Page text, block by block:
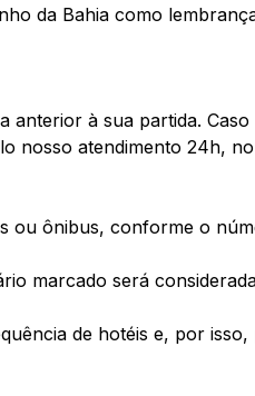
da Bahia como
anterior à sua partida.
nosso atendimento 24h,
ou ônibus, conforme o
marcado será
de hotéis e, por